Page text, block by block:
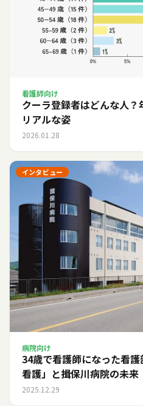
看護師向け
クーラ登録者はどんな人
リアルな姿
2026.01.28
インタビュー
病院向け
34歳で看護師になった看
看護」と揖保川病院の未来
2025.12.29